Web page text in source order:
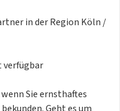
in der Region Köln /
verfügbar
Sie ernsthaftes
Geht es um